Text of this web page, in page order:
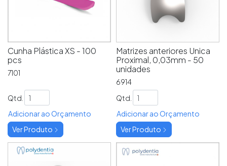
Cunha Plástica XS - 100
pcs
7101
Qtd.
Adicionar ao Orçamento
Ver Produto
Matrizes anteriores Unica
Proximal, 0,03mm - 50
unidades
6914
Qtd.
Adicionar ao Orçamento
Ver Produto